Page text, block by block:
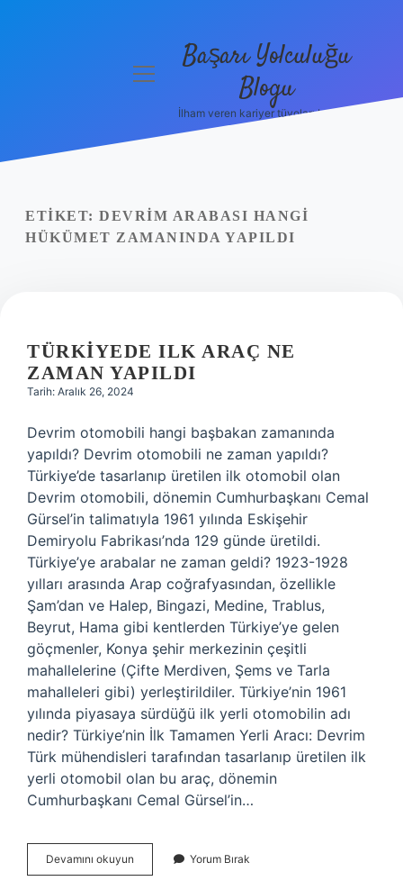
Yasal Uyarı
menüyüBaşarı Yolculuğu
Blogu
İlham veren kariyer tüyoları burada!
ETIKET: DEVRIM ARABASI HANGI
HÜKÜMET ZAMANINDA YAPILDI
TÜRKIYEDE ILK ARAÇ NE
ZAMAN YAPILDI
Tarih: Aralık 26, 2024
Devrim otomobili hangi başbakan zamanında
yapıldı? Devrim otomobili ne zaman yapıldı?
Türkiye’de tasarlanıp üretilen ilk otomobil olan
Devrim otomobili, dönemin Cumhurbaşkanı Cemal
Gürsel’in talimatıyla 1961 yılında Eskişehir
Demiryolu Fabrikası’nda 129 günde üretildi.
Türkiye’ye arabalar ne zaman geldi? 1923-1928
yılları arasında Arap coğrafyasından, özellikle
Şam’dan ve Halep, Bingazi, Medine, Trablus,
Beyrut, Hama gibi kentlerden Türkiye’ye gelen
göçmenler, Konya şehir merkezinin çeşitli
mahallelerine (Çifte Merdiven, Şems ve Tarla
mahalleleri gibi) yerleştirildiler. Türkiye’nin 1961
yılında piyasaya sürdüğü ilk yerli otomobilin adı
nedir? Türkiye’nin İlk Tamamen Yerli Aracı: Devrim
Türk mühendisleri tarafından tasarlanıp üretilen ilk
yerli otomobil olan bu araç, dönemin
Cumhurbaşkanı Cemal Gürsel’in…
Devamını okuyun Türkiyede
Ilk
Yorum Bırak